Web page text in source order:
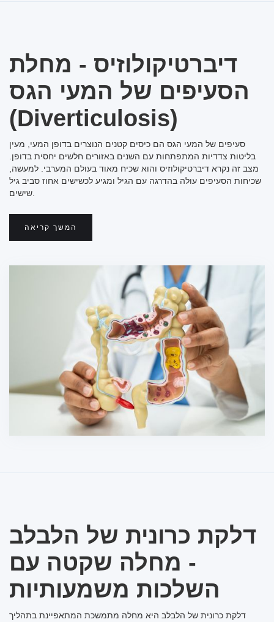
דיברטיקולוזיס - מחלת
הסעיפים של המעי הגס
(Diverticulosis)
סעיפים של המעי הגס הם כיסים קטנים הנוצרים בדופן המעי, מעין
בליטות צדדיות המתפתחות עם השנים באזורים חלשים יחסית בדופן.
מצב זה נקרא דיברטיקולוזיס והוא שכיח מאוד בעולם המערבי. למעשה,
שכיחות הסעיפים עולה בהדרגה עם הגיל ומגיע לכשישים אחוז סביב גיל
המשך קריאה
דלקת כרונית של הלבלב
- מחלה שקטה עם
השלכות משמעותיות
דלקת כרונית של הלבלב היא מחלה מתמשכת המתאפיינת בתהליך